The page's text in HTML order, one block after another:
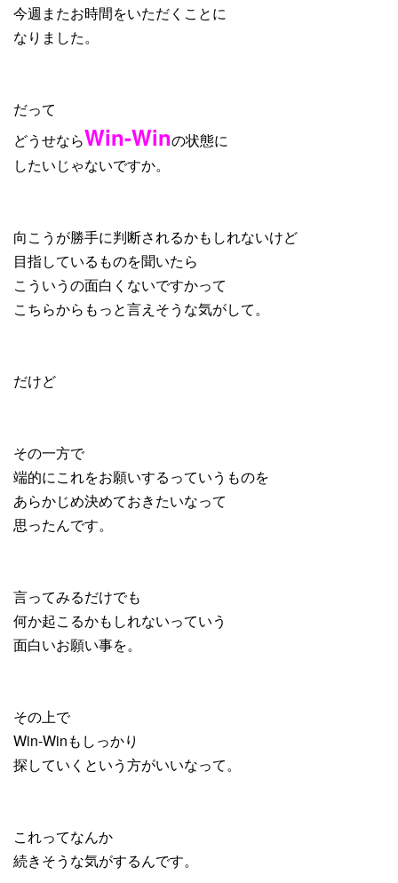
今週またお時間をいただくことに
なりました。
だって
どうせならWin-Winの状態に
したいじゃないですか。
向こうが勝手に判断されるかもしれないけど
目指しているものを聞いたら
こういうの面白くないですかって
こちらからもっと言えそうな気がして。
だけど
その一方で
端的にこれをお願いするっていうものを
あらかじめ決めておきたいなって
思ったんです。
言ってみるだけでも
何か起こるかもしれないっていう
面白いお願い事を。
その上で
Win-Winもしっかり
探していくという方がいいなって。
これってなんか
続きそうな気がするんです。